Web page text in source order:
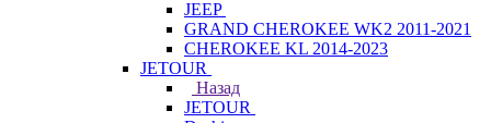
JEEP
GRAND CHEROKEE WK2 2011-2021
CHEROKEE KL 2014-2023
JETOUR
Назад
JETOUR